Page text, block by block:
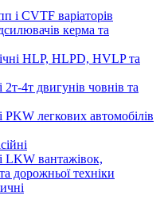
і CVTF варіаторів
керма та
HLP, HLPD, HVLP та
4т двигунів човнів та
легкових автомобілів
LKW вантажівок,
дорожньої техніки